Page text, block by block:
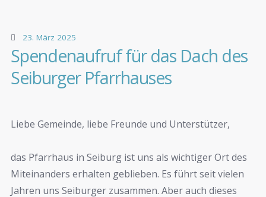
23. März 2025
Spendenaufruf für das Dach des
Seiburger Pfarrhauses
Liebe Gemeinde, liebe Freunde und Unterstützer,
das Pfarrhaus in Seiburg ist uns als wichtiger Ort des
Miteinanders erhalten geblieben. Es führt seit vielen
Jahren uns Seiburger zusammen. Aber auch dieses